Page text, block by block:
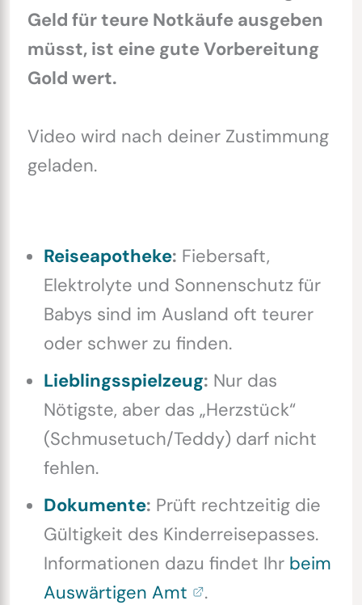
Geld für teure Notkäufe ausgeben
müsst, ist eine gute Vorbereitung
Gold wert.
Video wird nach deiner Zustimmung
geladen.
Reiseapotheke: Fiebersaft,
Elektrolyte und Sonnenschutz für
Babys sind im Ausland oft teurer
oder schwer zu finden.
Lieblingsspielzeug: Nur das
Nötigste, aber das „Herzstück“
(Schmusetuch/Teddy) darf nicht
fehlen.
Dokumente: Prüft rechtzeitig die
Gültigkeit des Kinderreisepasses.
Informationen dazu findet Ihr beim
Auswärtigen Amt
.